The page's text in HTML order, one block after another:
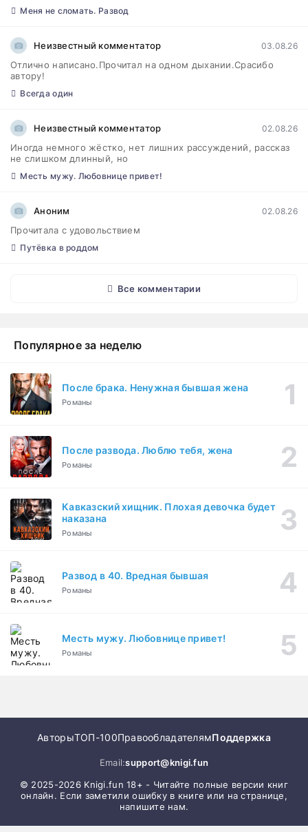
Меня не сломать. Развод
Неизвестный комментатор 03.08.26
Отлично написано.Прочитал на одном дыхании.Срасибо
автору!
Всегда один
Неизвестный комментатор 02.08.26
Иногда немного жёстко, нет лишних рассуждений, рассказ
не слишком длинный, но
Месть мужу. Любовнице привет!
Аноним 02.08.26
Прочитала с удовольствием
Путёвка в роддом
Все комментарии
Популярное за неделю
После брака. Ненужная бывшая жена
Романы
После развода. Люблю тебя, жена
Романы
Кавказский хищник. Плохая девочка будет
наказана
Романы
Развод в 40. Вредная бывшая
Романы
Месть мужу. Любовнице привет!
Романы
АвторыТОП-100ПравообладателямПоддержка
Email:support@knigi.fun
© 2025-2026 Knigi.fun 18+ - Читайте полные версии книг
онлайн. Если заметили ошибку в книге или на странице,
напишите нам.